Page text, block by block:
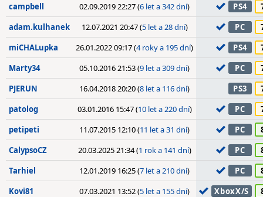
campbell 02.09.2019 22:27 (6 let a 342 dní) PS4
adam.kulhanek 12.07.2021 20:47 (5 let a 28 dní) PC
miCHALupka 26.01.2022 09:17 (4 roky a 195 dní) PS4
Marty34 05.10.2016 21:53 (9 let a 309 dní) PC
PJERUN 16.04.2018 20:20 (8 let a 116 dní) PS3
patolog 03.01.2016 15:47 (10 let a 220 dní) PC
petipeti 11.07.2015 12:10 (11 let a 31 dní) PC
CalypsoCZ 20.03.2025 21:34 (1 rok a 141 dní) PC
Tarhiel 12.01.2019 16:25 (7 let a 210 dní) PC
Kovi81 07.03.2021 13:52 (5 let a 155 dní) XboxX/S